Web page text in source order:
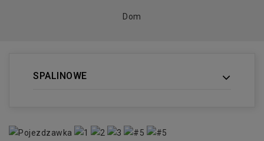
Dom
SPALINOWE